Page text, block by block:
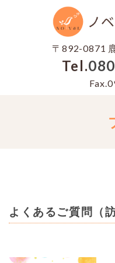
〒892-0871
Tel.
よくあるご質問（